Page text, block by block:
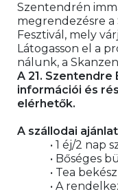
Szentendrén
megrendezésre
Fesztivál, mely
Látogasson el a
nálunk, a
A 21. Szentendre
információi és
elérhetők.
A szállodai
• 1 éj/2 nap
• Bőséges
• Tea
• A